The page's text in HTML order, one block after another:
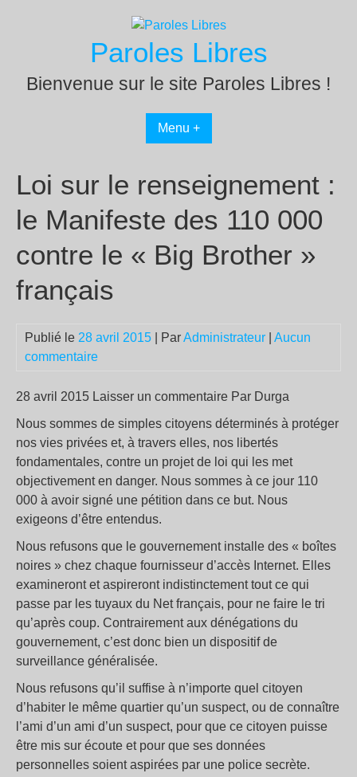
Paroles Libres
Bienvenue sur le site Paroles Libres !
Menu +
Loi sur le renseignement :
le Manifeste des 110 000
contre le « Big Brother »
français
Publié le 28 avril 2015 | ParAdministrateur
Aucun
commentaire
28 avril 2015 Laisser un commentaire Par Durga
Nous sommes de simples citoyens déterminés à protéger
nos vies privées et, à travers elles, nos libertés
fondamentales, contre un projet de loi qui les met
objectivement en danger. Nous sommes à ce jour 110
000 à avoir signé une pétition dans ce but. Nous
exigeons d’être entendus.
Nous refusons que le gouvernement installe des « boîtes
noires » chez chaque fournisseur d’accès Internet. Elles
examineront et aspireront indistinctement tout ce qui
passe par les tuyaux du Net français, pour ne faire le tri
qu’après coup. Contrairement aux dénégations du
gouvernement, c’est donc bien un dispositif de
surveillance généralisée.
Nous refusons qu’il suffise à n’importe quel citoyen
d’habiter le même quartier qu’un suspect, ou de connaître
l’ami d’un ami d’un suspect, pour que ce citoyen puisse
être mis sur écoute et pour que ses données
personnelles soient aspirées par une police secrète.